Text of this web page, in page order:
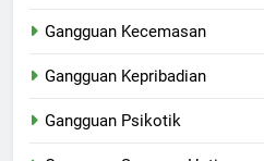
Gangguan Kecemasan
Gangguan Kepribadian
Gangguan Psikotik